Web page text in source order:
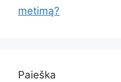
metimą?
Paieška